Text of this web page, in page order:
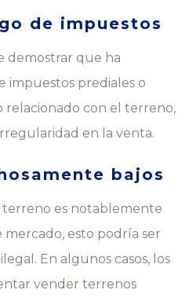
de impuestos
demostrar que ha
impuestos prediales o
con el terreno,
en la venta.
bajos
terreno es notablemente
mercado, esto podría ser
En algunos casos, los
vender terrenos